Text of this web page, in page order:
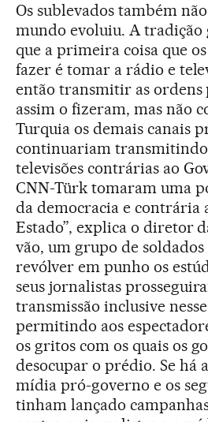
Os sublevados também
mundo evoluiu. A tradição
que a primeira coisa que
fazer é tomar a rádio e
então transmitir as ordens
assim o fizeram, mas não
Turquia os demais canais
continuariam transmitindo.
televisões contrárias ao
CNN-Türk tomaram uma
da democracia e contrária
Estado”, explica o diretor
vão, um grupo de
revólver em punho os
seus jornalistas
transmissão inclusive
permitindo aos
os gritos com os quais os
desocupar o prédio. Se há
mídia pró-governo e os
tinham lançado